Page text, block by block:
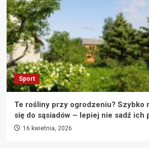
Sport
Te rośliny przy ogrodzeniu? Szybko
się do sąsiadów – lepiej nie sadź ich
16 kwietnia, 2026